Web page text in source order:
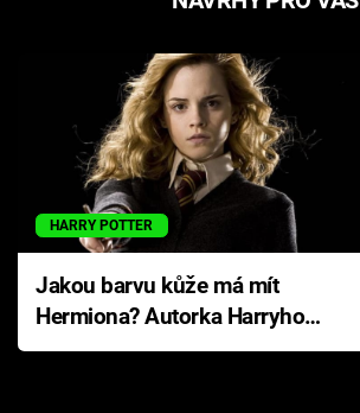
HARRY POTTER
Jakou barvu kůže má mít
Hermiona? Autorka Harryho
Pottera přišla s ráznou